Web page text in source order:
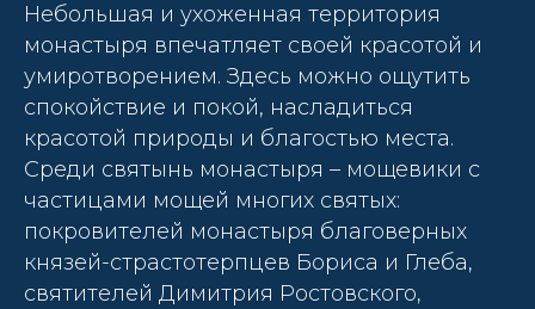
Небольшая и ухоженная территория
монастыря впечатляет своей красотой и
умиротворением. Здесь можно ощутить
спокойствие и покой, насладиться
красотой природы и благостью места.
Среди святынь монастыря – мощевики с
частицами мощей многих святых:
покровителей монастыря благоверных
князей-страстотерпцев Бориса и Глеба,
святителей Димитрия Ростовского,